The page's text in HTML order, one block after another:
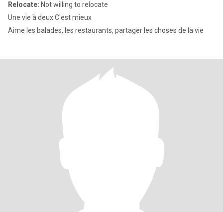
Relocate: Not willing to relocate
Une vie à deux C'est mieux
Aime les balades, les restaurants, partager les choses de la vie